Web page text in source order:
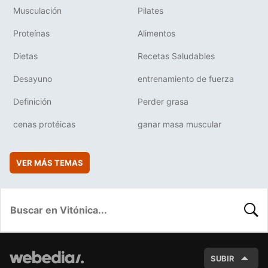
Musculación Pilates
Proteínas Alimentos
Dietas Recetas Saludables
Desayuno entrenamiento de fuerza
Definición Perder grasa
cenas protéicas ganar masa muscular
VER MÁS TEMAS
SUBIR